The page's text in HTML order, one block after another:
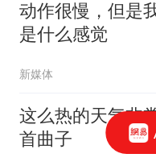
动作很慢，但是
是什么感觉
新媒体
这么热的天气非
首曲子